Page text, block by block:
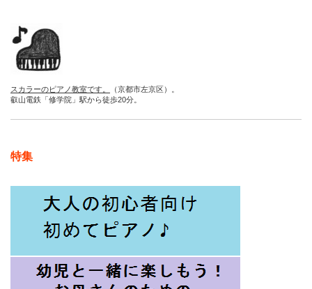
スカラーのピアノ教室です。
（京都市左京区）。
叡山電鉄「修学院」駅から徒歩20分。
特集